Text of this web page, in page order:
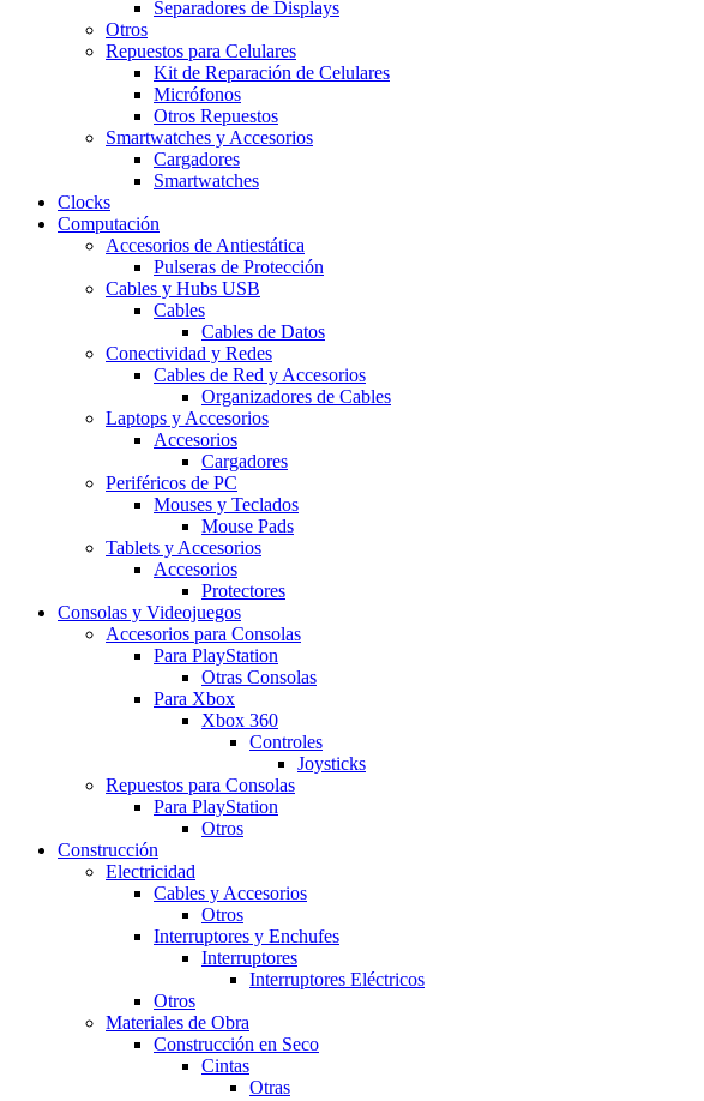
Separadores de Displays
Otros
Repuestos para Celulares
Kit de Reparación de Celulares
Micrófonos
Otros Repuestos
Smartwatches y Accesorios
Cargadores
Smartwatches
Clocks
Computación
Accesorios de Antiestática
Pulseras de Protección
Cables y Hubs USB
Cables
Cables de Datos
Conectividad y Redes
Cables de Red y Accesorios
Organizadores de Cables
Laptops y Accesorios
Accesorios
Cargadores
Periféricos de PC
Mouses y Teclados
Mouse Pads
Tablets y Accesorios
Accesorios
Protectores
Consolas y Videojuegos
Accesorios para Consolas
Para PlayStation
Otras Consolas
Para Xbox
Xbox 360
Controles
Joysticks
Repuestos para Consolas
Para PlayStation
Otros
Construcción
Electricidad
Cables y Accesorios
Otros
Interruptores y Enchufes
Interruptores
Interruptores Eléctricos
Otros
Materiales de Obra
Construcción en Seco
Cintas
Otras